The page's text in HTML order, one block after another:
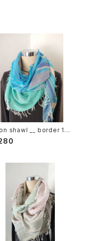
shawl __ border 160